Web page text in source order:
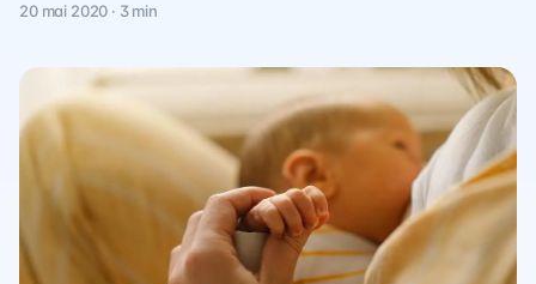
20 mai 2020 · 3 min